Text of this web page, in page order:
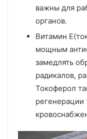
важны для
органов.
Витамин
мощным
замедлять
радикалов,
Токоферол
регенерации